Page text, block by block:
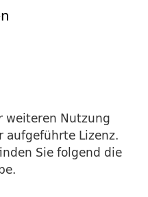
weiteren Nutzung
aufgeführte Lizenz.
Sie folgend die